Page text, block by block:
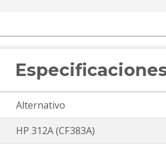
Alternativo
HP 312A (CF383A)